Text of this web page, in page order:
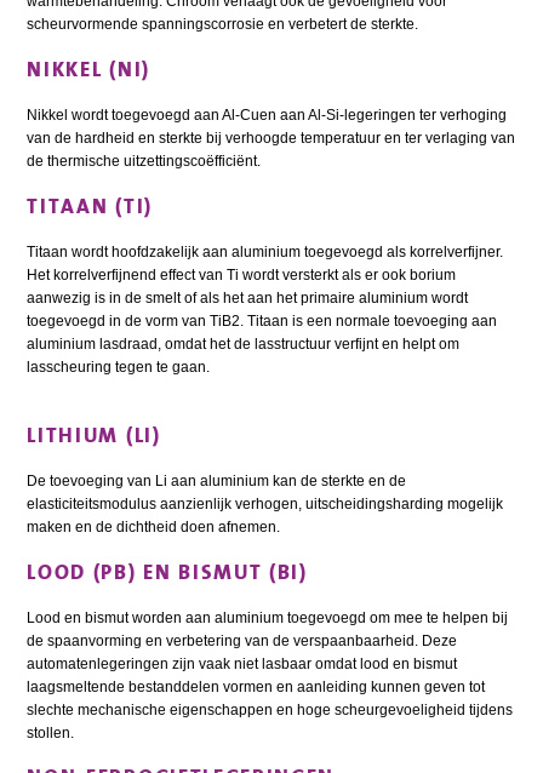
scheurvormende spanningscorrosie en verbetert de sterkte.
NIKKEL (NI)
Nikkel wordt toegevoegd aan Al-Cuen aan Al-Si-legeringen ter verhoging
van de hardheid en sterkte bij verhoogde temperatuur en ter verlaging van
de thermische uitzettingscoëfficiënt.
TITAAN (TI)
Titaan wordt hoofdzakelijk aan aluminium toegevoegd als korrelverfijner.
Het korrelverfijnend effect van Ti wordt versterkt als er ook borium
aanwezig is in de smelt of als het aan het primaire aluminium wordt
toegevoegd in de vorm van TiB2. Titaan is een normale toevoeging aan
aluminium lasdraad, omdat het de lasstructuur verfijnt en helpt om
lasscheuring tegen te gaan.
LITHIUM (LI)
De toevoeging van Li aan aluminium kan de sterkte en de
elasticiteitsmodulus aanzienlijk verhogen, uitscheidingsharding mogelijk
maken en de dichtheid doen afnemen.
LOOD (PB) EN BISMUT (BI)
Lood en bismut worden aan aluminium toegevoegd om mee te helpen bij
de spaanvorming en verbetering van de verspaanbaarheid. Deze
automatenlegeringen zijn vaak niet lasbaar omdat lood en bismut
laagsmeltende bestanddelen vormen en aanleiding kunnen geven tot
slechte mechanische eigenschappen en hoge scheurgevoeligheid tijdens
stollen.